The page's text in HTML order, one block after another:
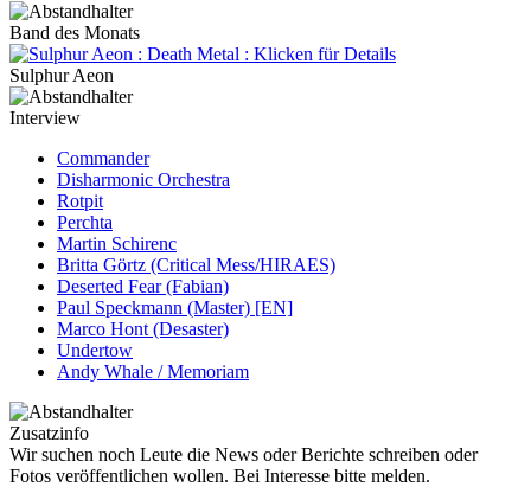
Band des Monats
Sulphur Aeon
Interview
Commander
Disharmonic Orchestra
Rotpit
Perchta
Martin Schirenc
Britta Görtz (Critical Mess/HIRAES)
Deserted Fear (Fabian)
Paul Speckmann (Master) [EN]
Marco Hont (Desaster)
Undertow
Andy Whale / Memoriam
Zusatzinfo
Wir suchen noch Leute die News oder Berichte schreiben oder
Fotos veröffentlichen wollen. Bei Interesse bitte melden.